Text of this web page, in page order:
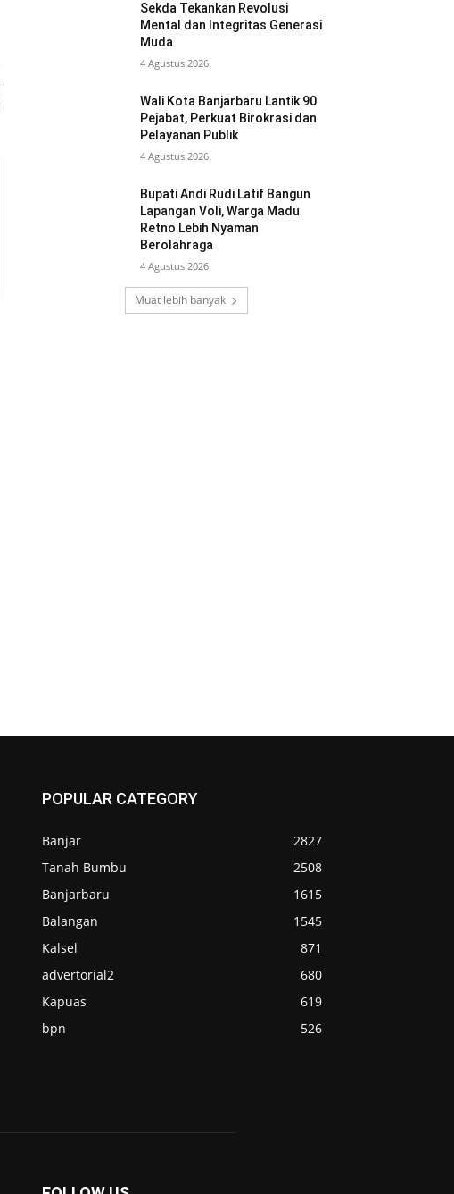
Sekda Tekankan Revolusi
Mental dan Integritas Generasi
Muda
4 Agustus 2026
Wali Kota Banjarbaru Lantik 90
Pejabat, Perkuat Birokrasi dan
Pelayanan Publik
4 Agustus 2026
Bupati Andi Rudi Latif Bangun
Lapangan Voli, Warga Madu
Retno Lebih Nyaman
Berolahraga
4 Agustus 2026
Muat lebih banyak
POPULAR CATEGORY
Banjar
2827
Tanah Bumbu
2508
Banjarbaru
1615
Balangan
1545
Kalsel
871
advertorial2
680
Kapuas
619
bpn
526